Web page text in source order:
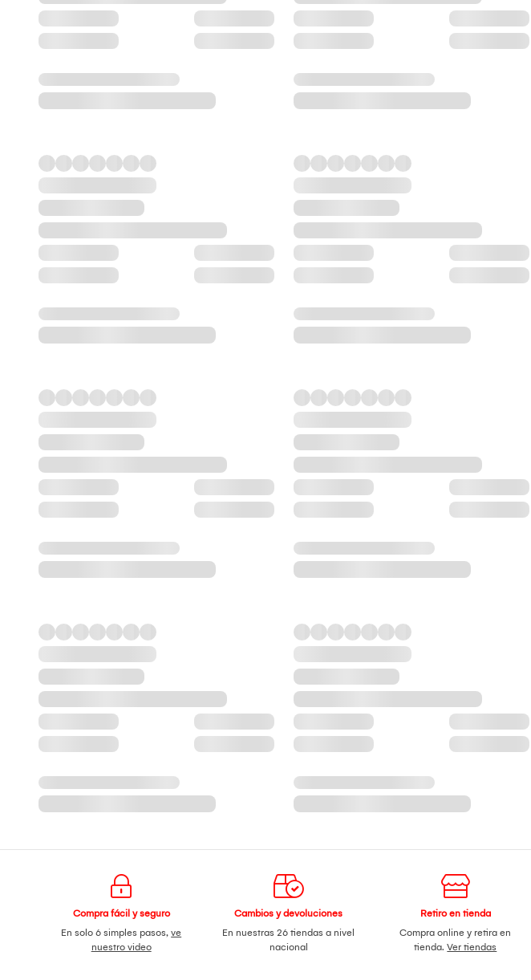
Compra fácil y seguro
En solo 6 simples pasos,ve
nuestro video
Cambios y devoluciones
En nuestras 26 tiendas a nivel
nacional
Retiro en tienda
Compra online y retira en
tienda.Ver tiendas